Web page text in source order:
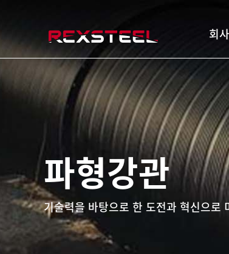
rexsteel 회
파형강관
기술력을 바탕으로 한 도전과 혁신으로